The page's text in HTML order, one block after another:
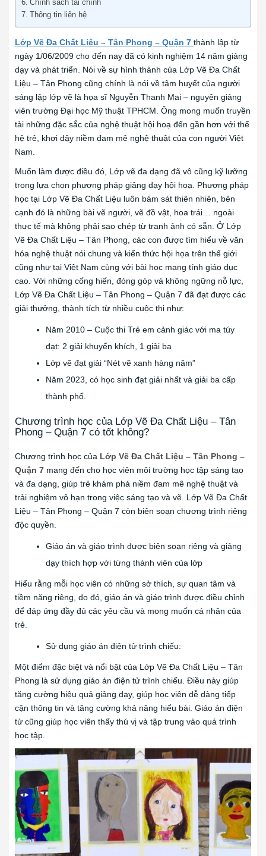
Chính sách tài chính
Thông tin liên hệ
Lớp Vẽ Đa Chất Liệu – Tân Phong – Quận 7 thành lập từ
ngày 1/06/2009 cho đến nay đã có kinh nghiệm 14 năm giảng
dạy và phát triển. Nói về sự hình thành của Lớp Vẽ Đa Chất
Liệu – Tân Phong cũng chính là nói về tâm huyết của người
sáng lập lớp vẽ là họa sĩ Nguyễn Thanh Mai – nguyên giảng
viên trường Đại học Mỹ thuật TPHCM. Ông mong muốn truyền
tải những đặc sắc của nghệ thuật hội hoạ đến gần hơn với thế
hệ trẻ, khơi dậy niềm đam mê nghệ thuật của con người Việt
Nam.
Muốn làm được điều đó, Lớp vẽ đa dạng đã vô cũng kỹ lưỡng
trong lựa chọn phương pháp giảng dạy hội hoạ. Phương pháp
học tại Lớp Vẽ Đa Chất Liệu luôn bám sát thiên nhiên, bên
cạnh đó là những bài vẽ người, vẽ đồ vật, hoa trái… ngoài
thực tế mà không phải sao chép từ tranh ảnh có sẵn. Ở Lớp
Vẽ Đa Chất Liệu – Tân Phong, các con được tìm hiểu về văn
hóa nghệ thuật nói chung và kiến thức hội họa trên thế giới
cũng như tại Việt Nam cùng với bài học mang tính giáo dục
cao. Với những cống hiến, đóng góp và không ngững nỗ lực,
Lớp Vẽ Đa Chất Liệu – Tân Phong – Quận 7 đã đạt được các
giải thưởng, thành tích từ nhiều cuộc thi như:
Năm 2010 – Cuộc thi Trẻ em cảnh giác với ma túy
đạt: 2 giải khuyến khích, 1 giải ba
Lớp vẽ đạt giải “Nét vẽ xanh hàng năm”
Năm 2023, có học sinh đạt giải nhất và giải ba cấp
thành phố.
Chương trình học của Lớp Vẽ Đa Chất Liệu – Tân
Phong – Quận 7 có tốt không?
Chương trình học của Lớp Vẽ Đa Chất Liệu – Tân Phong –
Quận 7 mang đến cho học viên môi trường học tập sáng tạo
và đa dạng, giúp trẻ khám phá niềm đam mê nghệ thuật và
trải nghiệm vô hạn trong việc sáng tạo và vẽ. Lớp Vẽ Đa Chất
Liệu – Tân Phong – Quận 7 còn biên soạn chương trình riêng
độc quyền.
Giáo án và giáo trình được biên soạn riêng và giảng
dạy thích hợp với từng thành viên của lớp
Hiểu rằng mỗi học viên có những sở thích, sự quan tâm và
tiềm năng riêng, do đó, giáo án và giáo trình được điều chỉnh
để đáp ứng đầy đủ các yêu cầu và mong muốn cá nhân của
trẻ.
Sử dụng giáo án điện tử trình chiếu:
Một điểm đặc biệt và nổi bật của Lớp Vẽ Đa Chất Liệu – Tân
Phong là sử dụng giáo án điện tử trình chiếu. Điều này giúp
tăng cường hiệu quả giảng dạy, giúp học viên dễ dàng tiếp
cận thông tin và tăng cường khả năng hiểu bài. Giáo án điện
tử cũng giúp học viên thấy thú vị và tập trung vào quá trình
học tập.